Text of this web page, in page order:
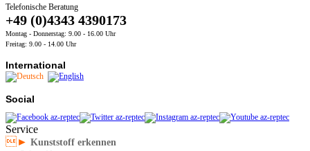
Telefonische Beratung
+49 (0)4343 4390173
Montag - Donnerstag: 9.00 - 16.00 Uhr
Freitag: 9.00 - 14.00 Uhr
International
Social
Service
► Kunststoff erkennen